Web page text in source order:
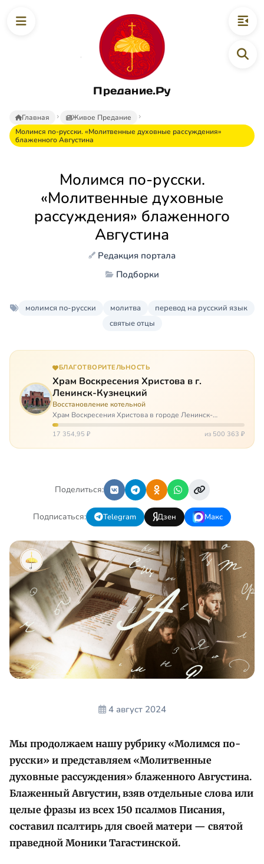
Предание.Ру
Главная
Живое Предание
Молимся по-русски. «Молитвенные духовные рассуждения»
блаженного Августина
Молимся по-русски.
«Молитвенные духовные
рассуждения» блаженного
Августина
Редакция портала
Подборки
молимся по-русски молитва
перевод на русский язык
святые отцы
БЛАГОТВОРИТЕЛЬНОСТЬ
Храм Воскресения Христова в г.
Ленинск-Кузнецкий
Восстановление котельной
Храм Воскресения Христова в городе Ленинск-
Кузнецкий в Кемеровской области – совсем новый, он
открылся всего 20 назад. И сейчас храм может вообще
17 354,95 ₽ из 500 363 ₽
Поделиться:
Подписаться: Telegram Дзен Макс
4 август 2024
Мы продолжаем нашу рубрику «Молимся по-
русски» и представляем «Молитвенные
духовные рассуждения» блаженного Августина.
Блаженный Августин, взяв отдельные слова или
целые фразы из всех 150 псалмов Писания,
составил псалтирь для своей матери — святой
праведной Моники Тагастинской.